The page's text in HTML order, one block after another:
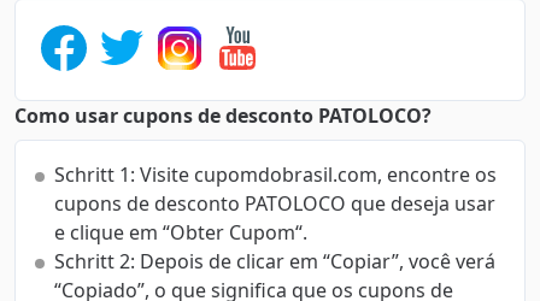
Como usar cupons de desconto PATOLOCO?
Schritt 1: Visite cupomdobrasil.com, encontre os
cupons de desconto PATOLOCO que deseja usar
e clique em “Obter Cupom“.
Schritt 2: Depois de clicar em “Copiar”, você verá
“Copiado”, o que significa que os cupons de